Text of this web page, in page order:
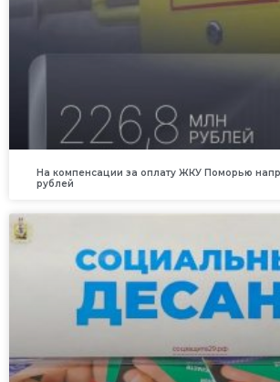
На компенсации за оплату ЖКУ Поморью
рублей